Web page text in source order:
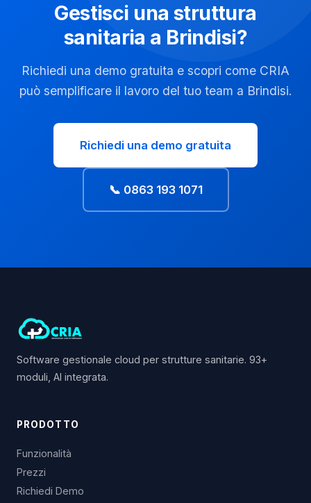
Gestisci una struttura
sanitaria a Brindisi?
Richiedi una demo gratuita e scopri come CRIA
può semplificare il lavoro del tuo team a Brindisi.
Richiedi una demo gratuita
📞 0863 193 1071
Software gestionale cloud per strutture sanitarie. 93+
moduli, AI integrata.
PRODOTTO
Funzionalità
Prezzi
Richiedi Demo